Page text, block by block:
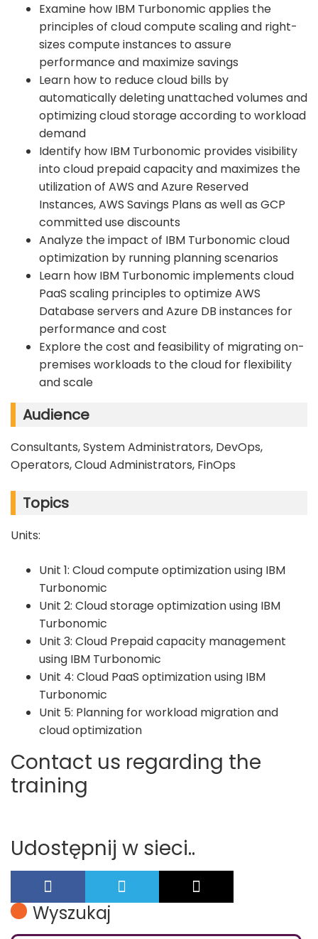
Examine how IBM Turbonomic applies the
principles of cloud compute scaling and right-
sizes compute instances to assure
performance and maximize savings
Learn how to reduce cloud bills by
automatically deleting unattached volumes and
optimizing cloud storage according to workload
demand
Identify how IBM Turbonomic provides visibility
into cloud prepaid capacity and maximizes the
utilization of AWS and Azure Reserved
Instances, AWS Savings Plans as well as GCP
committed use discounts
Analyze the impact of IBM Turbonomic cloud
optimization by running planning scenarios
Learn how IBM Turbonomic implements cloud
PaaS scaling principles to optimize AWS
Database servers and Azure DB instances for
performance and cost
Explore the cost and feasibility of migrating on-
premises workloads to the cloud for flexibility
and scale
Audience
Consultants, System Administrators, DevOps,
Operators, Cloud Administrators, FinOps
Topics
Units:
Unit 1: Cloud compute optimization using IBM
Turbonomic
Unit 2: Cloud storage optimization using IBM
Turbonomic
Unit 3: Cloud Prepaid capacity management
using IBM Turbonomic
Unit 4: Cloud PaaS optimization using IBM
Turbonomic
Unit 5: Planning for workload migration and
cloud optimization
Contact us regarding the
training
Udostępnij w sieci..
Wyszukaj